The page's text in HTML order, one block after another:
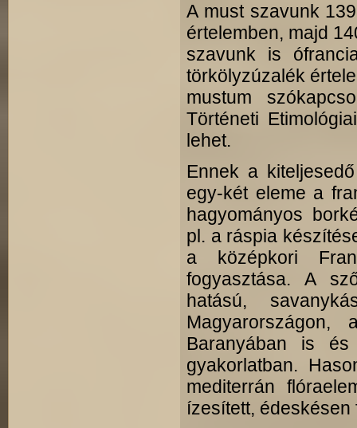
A must szavunk
értelemben, majd
szavunk is
törkölyzúzalék
mustum
Történeti
lehet.
Ennek a
egy-két eleme a
hagyományos
pl. a ráspia
a középkori
fogyasztása. A
hatású,
Magyarországon,
Baranyában is
gyakorlatban.
mediterrán
ízesített,